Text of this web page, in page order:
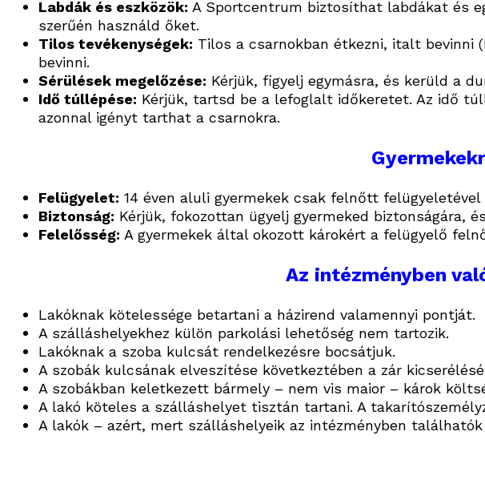
Labdák és eszközök: A Sportcentrum biztosíthat labdákat és
szerűén használd őket.
Tilos tevékenységek: Tilos a csarnokban étkezni, italt bevinni
bevinni.
Sérülések megelőzése: Kérjük, figyelj egymásra, és kerüld a
Idő túllépése: Kérjük, tartsd be a lefoglalt időkeretet. Az idő
azonnal igényt tarthat a csarnokra.
Felügyelet: 14 éven aluli gyermekek csak felnőtt
Biztonság: Kérjük, fokozottan ügyelj gyermeked biztonságára,
Felelősség: A gyermekek által okozott károkért a felügyelő
Az intézményben
Lakóknak kötelessége betartani a házirend valamennyi pontját.
A szálláshelyekhez külön parkolási lehetőség nem tartozik.
Lakóknak a szoba kulcsát rendelkezésre bocsátjuk.
A szobák kulcsának elveszítése következtében a zár
A szobákban keletkezett bármely – nem vis maior – károk
A lakó köteles a szálláshelyet tisztán tartani. A
A lakók – azért, mert szálláshelyeik az intézményben